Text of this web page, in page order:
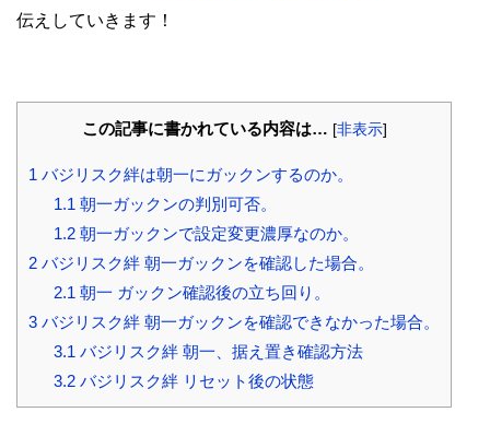
伝えしていきます！
この記事に書かれている内容は… [非表示]
1 バジリスク絆は朝一にガックンするのか。
1.1 朝一ガックンの判別可否。
1.2朝一ガックンで設定変更濃厚なのか。
2 バジリスク絆 朝一ガックンを確認した場合。
2.1 朝一 ガックン確認後の立ち回り。
3 バジリスク絆 朝一ガックンを確認できなかった場合。
3.1 バジリスク絆 朝一、据え置き確認方法
3.2バジリスク絆 リセット後の状態